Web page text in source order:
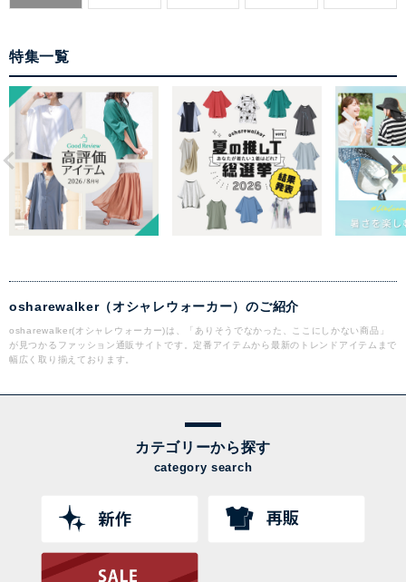
特集一覧
osharewalker（オシャレウォーカー）のご紹介
osharewalker(オシャレウォーカー)は、「ありそうでなかった、ここにしかない商品」
が見つかるファッション通販サイトです。定番アイテムから最新のトレンドアイテムまで
幅広く取り揃えております。
カテゴリーから探す
category search